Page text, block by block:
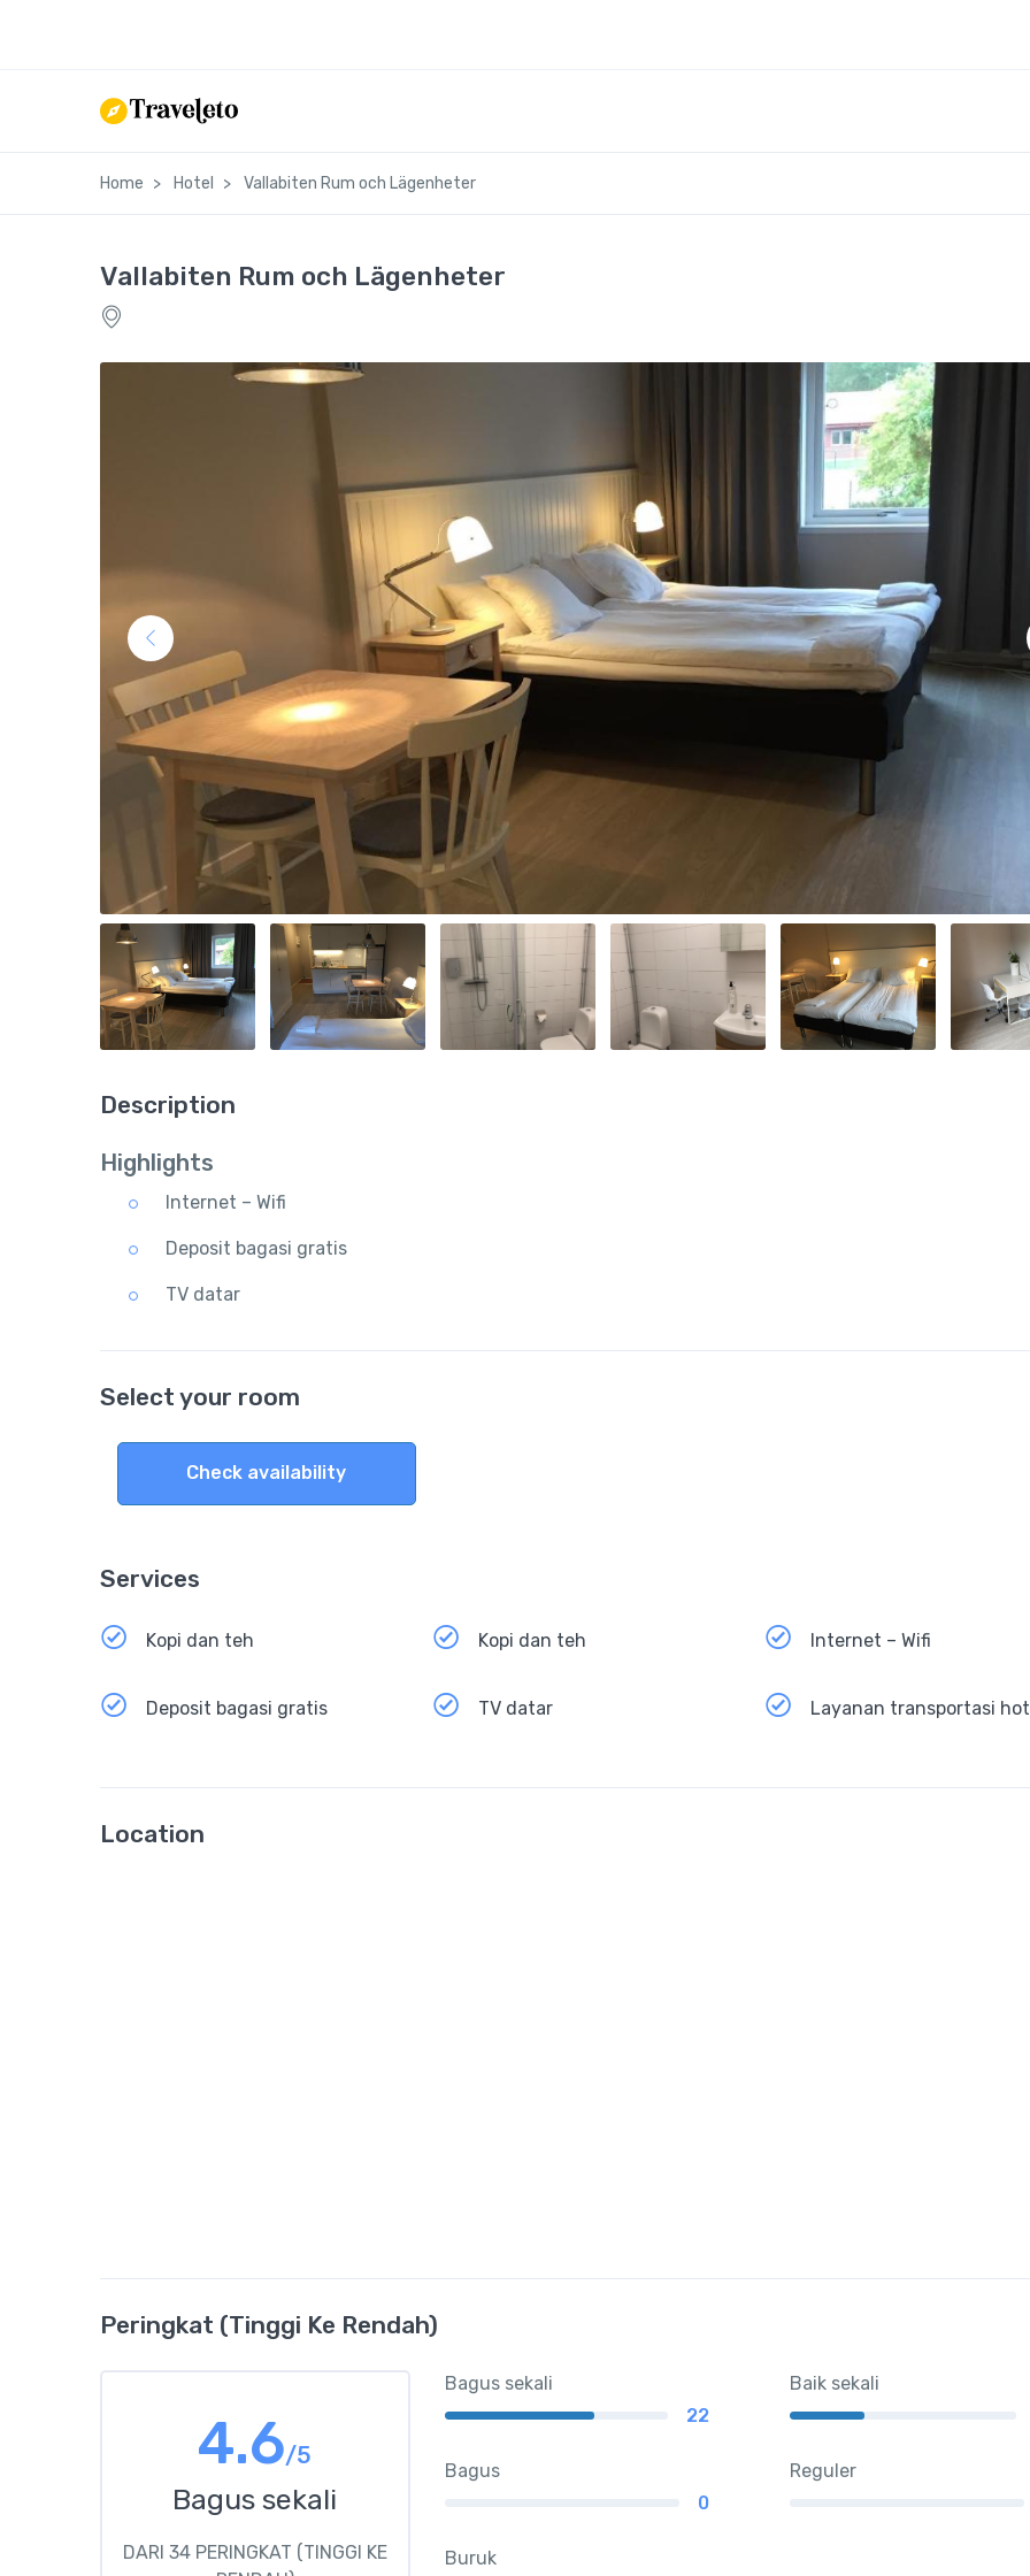
Home Hotel Vallabiten Rum och Lägenheter
Vallabiten Rum och Lägenheter
Description
Highlights
Internet – Wifi
Deposit bagasi gratis
TV datar
Select your room
Check availability
Services
Kopi dan teh Kopi dan teh Internet – Wifi
Deposit bagasi gratis TV datar Layanan transportasi
Location
Peringkat (Tinggi Ke Rendah)
4.6/5
Bagus sekali
DARI 34 PERINGKAT (TINGGI KE
Bagus sekali
22
Baik sekali
Bagus
0
Reguler
Buruk